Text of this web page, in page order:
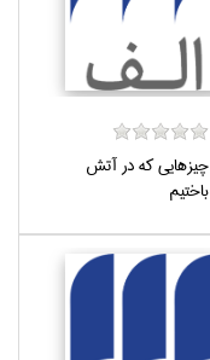
چيزهايي كه در آتش
باختيم